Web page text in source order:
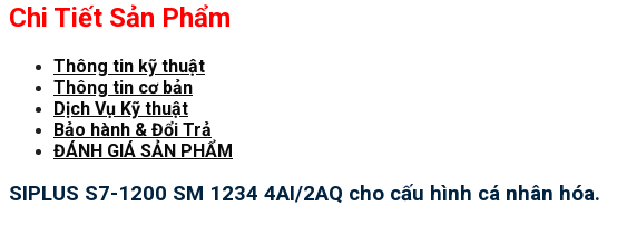
Chi Tiết Sản Phẩm
Thông tin kỹ thuật
Thông tin cơ bản
Dịch Vụ Kỹ thuật
Bảo hành & Đổi Trả
ĐÁNH GIÁ SẢN PHẨM
SIPLUS S7-1200 SM 1234 4AI/2AQ cho cấu hình cá nhân hóa.